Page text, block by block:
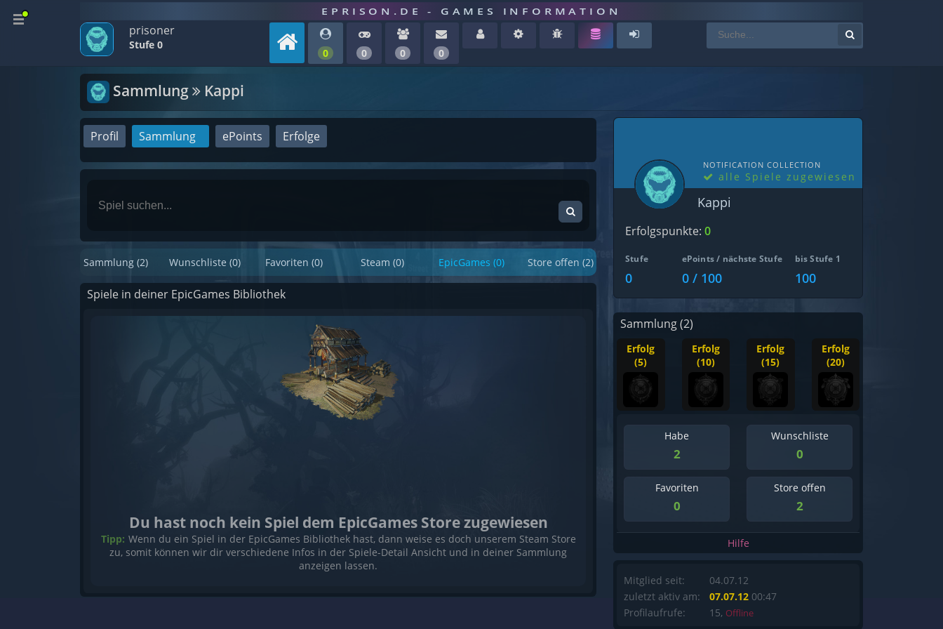
EPRISON.DE - GAMES INFORMATION
prisoner
Stufe 0
0 0 0 0
Sammlung Kappi
Profil Sammlung ePoints Erfolge
Sammlung (2) Wunschliste (0) Favoriten (0) Steam (0) EpicGames (0) Store offen (2)
Spiele in deiner EpicGames Bibliothek
Du hast noch kein Spiel dem EpicGames Store zugewiesen
Tipp: Wenn du ein Spiel in der EpicGames Bibliothek hast, dann weise es doch unserem Steam Store
zu, somit können wir dir verschiedene Infos in der Spiele-Detail Ansicht und in deiner Sammlung
anzeigen lassen.
NOTIFICATION COLLECTION
alle Spiele zugewiesen
Kappi
Erfolgspunkte: 0
Stufe
0
ePoints / nächste Stufe
0 / 100
bis Stufe 1
100
Sammlung (2)
Erfolg
(5)
Erfolg
(10)
Erfolg
(15)
Erfolg
(20)
Habe
2
Wunschliste
0
Favoriten
0
Store offen
2
Hilfe
Mitglied seit:
zuletzt aktiv am:
Profilaufrufe:
04.07.12
07.07.12 00:47
15, Offline